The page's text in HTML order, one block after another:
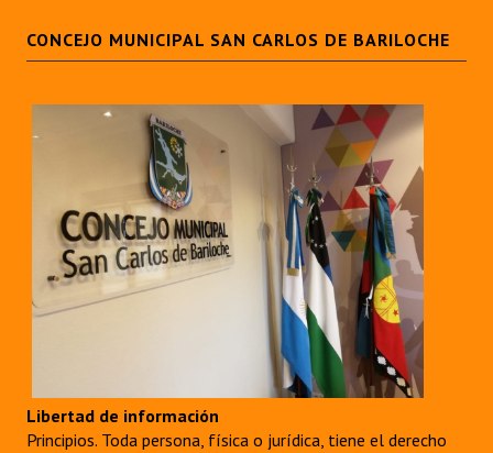
CONCEJO MUNICIPAL SAN CARLOS DE BARILOCHE
Libertad de información
Principios. Toda persona, física o jurídica, tiene el derecho